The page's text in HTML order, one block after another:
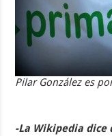
Pilar González es
-La Wikipedia dice